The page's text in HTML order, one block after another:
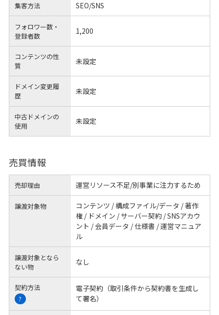
集客方法 SEO/SNS
フォロワー数・
登録者数
1,200
コンテンツの性
質
未設定
ドメイン変更履
歴
未設定
中古ドメインの
使用
未設定
売買情報
売却理由 運営リソース不足/別事業に注力するため
譲渡対象物
コンテンツ / 構成ファイル/データ / 著作
権 / ドメイン / サーバー契約 / SNSアカウ
ント / 会員データ / 仕様書 / 運営マニュア
ル
譲渡対象となら
ない物
なし
契約方法
?
電子契約（取引条件から契約書を生成し
て署名）